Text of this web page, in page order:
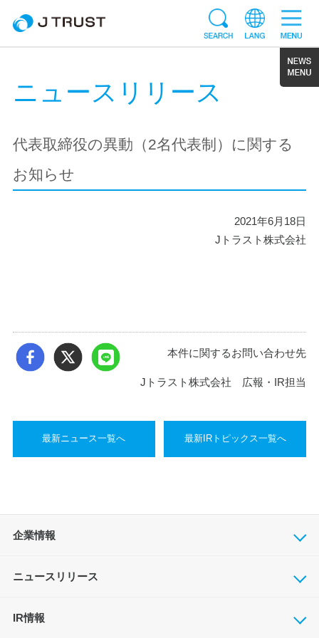
ニュースリリース
代表取締役の異動（2名代表制）に関する
お知らせ
2021年6月18日
Jトラスト株式会社
本件に関するお問い合わせ先
Jトラスト株式会社 広報・IR担当
最新ニュース一覧へ 最新IRトピックス一覧へ
企業情報
ニュースリリース
IR情報